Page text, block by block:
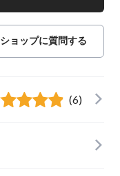
ショップに質問する
(6)